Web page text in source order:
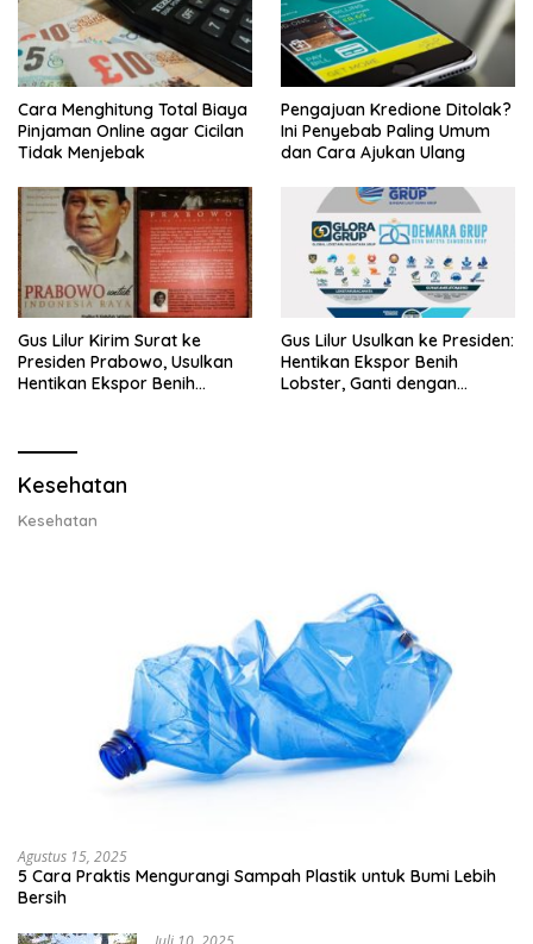
Cara Menghitung Total Biaya
Pinjaman Online agar Cicilan
Tidak Menjebak
Pengajuan Kredione Ditolak?
Ini Penyebab Paling Umum
dan Cara Ajukan Ulang
Gus Lilur Kirim Surat ke
Presiden Prabowo, Usulkan
Hentikan Ekspor Benih
Gus Lilur Usulkan ke Presiden:
Hentikan Ekspor Benih
Lobster, Ganti dengan
Kesehatan
Kesehatan
Agustus 15, 2025
5 Cara Praktis Mengurangi Sampah Plastik untuk Bumi Lebih
Bersih